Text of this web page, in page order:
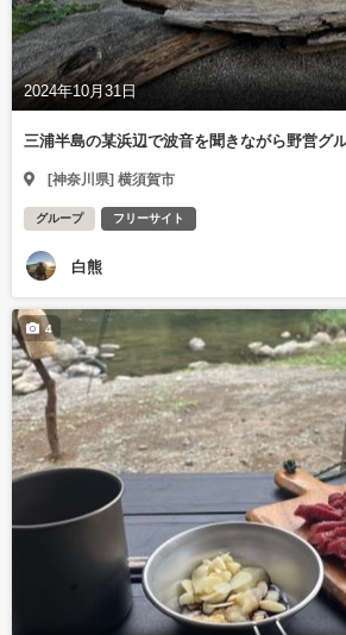
2024年10月31日
三浦半島の某浜辺で波音を聞きながら野営グ
[神奈川県] 横須賀市
グループ フリーサイト
白熊
4